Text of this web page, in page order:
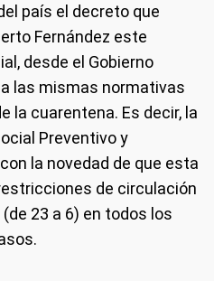
país el decreto que
Fernández este
desde el Gobierno
las mismas normativas
la cuarentena. Es decir, la
Preventivo y
la novedad de que esta
de circulación
23 a 6) en todos los